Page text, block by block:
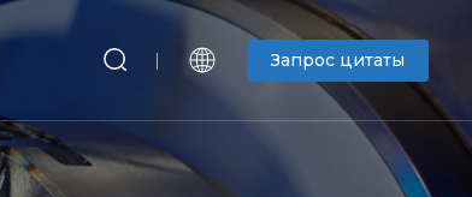
Запрос цитаты